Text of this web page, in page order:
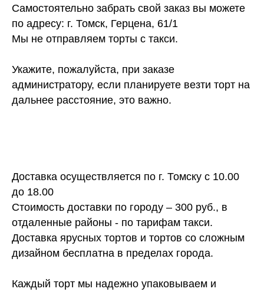
Самостоятельно забрать свой заказ вы можете
по адресу: г. Томск, Герцена, 61/1
Мы не отправляем торты с такси.
Укажите, пожалуйста, при заказе
администратору, если планируете везти торт на
дальнее расстояние, это важно.
Доставка осуществляется по г. Томску с 10.00
до 18.00
Стоимость доставки по городу – 300 руб., в
отдаленные районы - по тарифам такси.
Доставка ярусных тортов и тортов со сложным
дизайном бесплатна в пределах города.
Каждый торт мы надежно упаковываем и